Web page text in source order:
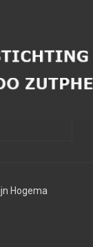
Hogema